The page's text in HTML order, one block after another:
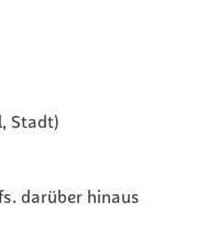
Stadt)
darüber hinaus